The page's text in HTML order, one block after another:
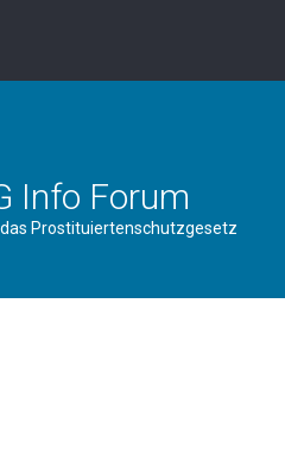
Info Forum
Prostituiertenschutzgesetz